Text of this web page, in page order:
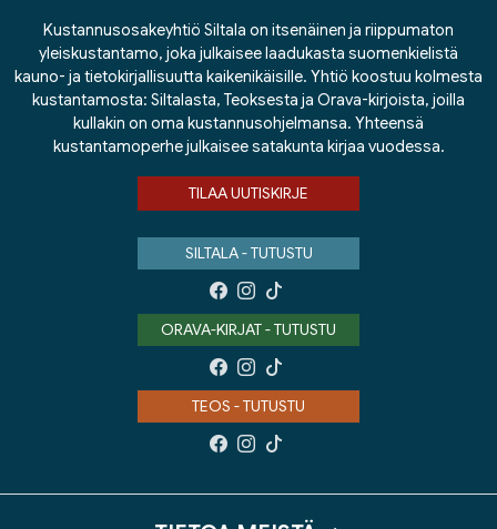
Kustannusosakeyhtiö Siltala on itsenäinen ja riippumaton
yleiskustantamo, joka julkaisee laadukasta suomenkielistä
kauno- ja tietokirjallisuutta kaikenikäisille. Yhtiö koostuu kolmesta
kustantamosta: Siltalasta, Teoksesta ja Orava-kirjoista, joilla
kullakin on oma kustannusohjelmansa. Yhteensä
kustantamoperhe julkaisee satakunta kirjaa vuodessa.
TILAA UUTISKIRJE
SILTALA - TUTUSTU
ORAVA-KIRJAT - TUTUSTU
TEOS - TUTUSTU